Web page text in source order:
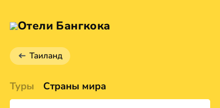
Отели Бангкока
Таиланд
Туры Страны мира